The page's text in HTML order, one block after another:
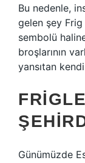
Bu nedenle,
gelen şey Frig
sembolü
broşlarının
yansıtan
Günümüzde